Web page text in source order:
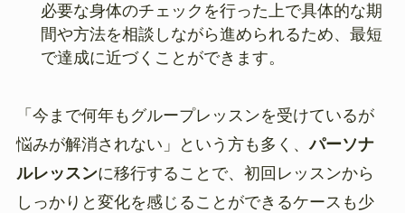
必要な身体のチェックを行った上で具体的な期
間や方法を相談しながら進められるため、最短
で達成に近づくことができます。
「今まで何年もグループレッスンを受けているが
悩みが解消されない」という方も多く、パーソナ
ルレッスンに移行することで、初回レッスンから
しっかりと変化を感じることができるケースも少